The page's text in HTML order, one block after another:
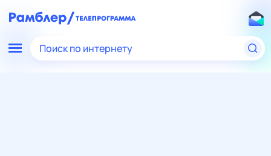
Поиск по интернету